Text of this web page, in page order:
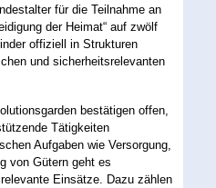
für die Teilnahme an
der Heimat“ auf zwölf
offiziell in Strukturen
und sicherheitsrelevanten
bestätigen offen,
Tätigkeiten
Aufgaben wie Versorgung,
von Gütern geht es
Einsätze. Dazu zählen